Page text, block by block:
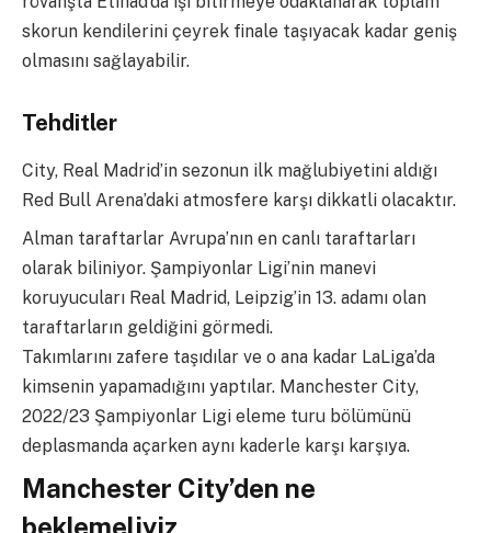
skorun kendilerini çeyrek finale taşıyacak kadar geniş
olmasını sağlayabilir.
Tehditler
City, Real Madrid’in sezonun ilk mağlubiyetini aldığı
Red Bull Arena’daki atmosfere karşı dikkatli olacaktır.
Alman taraftarlar Avrupa’nın en canlı taraftarları
olarak biliniyor. Şampiyonlar Ligi’nin manevi
koruyucuları Real Madrid, Leipzig’in 13. adamı olan
taraftarların geldiğini görmedi.
Takımlarını zafere taşıdılar ve o ana kadar LaLiga’da
kimsenin yapamadığını yaptılar. Manchester City,
2022/23 Şampiyonlar Ligi eleme turu bölümünü
deplasmanda açarken aynı kaderle karşı karşıya.
Manchester City’den ne
beklemeliyiz